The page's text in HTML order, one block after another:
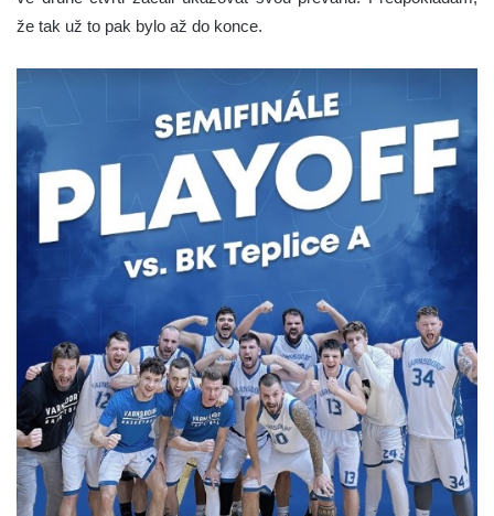
že tak už to pak bylo až do konce.